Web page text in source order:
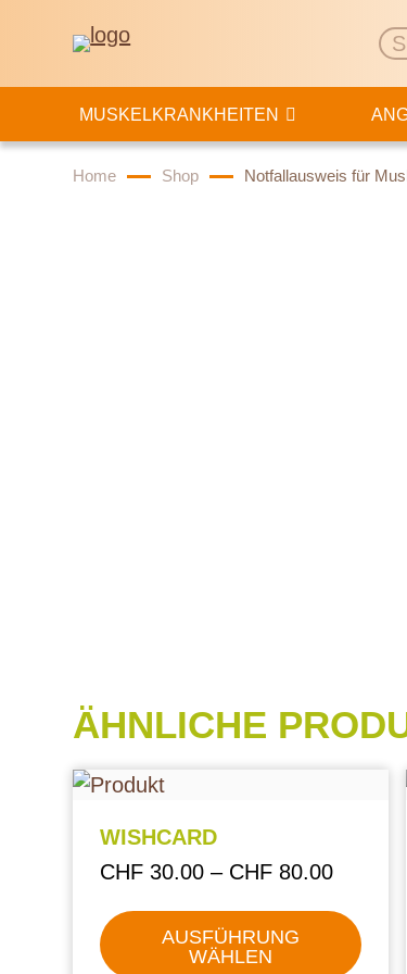
MUSKELKRANKHEITEN
Home Shop Notfallausweis für
ÄHNLICHE
WISHCARD
CHF 30.00 – CHF 80.00
AUSFÜHRUNG
WÄHLEN